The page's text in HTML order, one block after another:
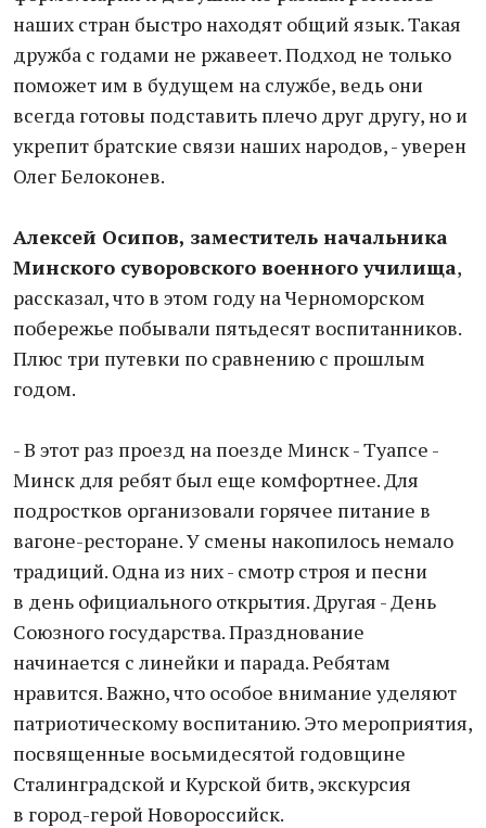
наших стран быстро находят общий язык. Такая
дружба с годами не ржавеет. Подход не только
поможет им в будущем на службе, ведь они
всегда готовы подставить плечо друг другу, но и
укрепит братские связи наших народов, - уверен
Олег Белоконев.
Алексей Осипов, заместитель начальника
Минского суворовского военного училища,
рассказал, что в этом году на Черноморском
побережье побывали пятьдесят воспитанников.
Плюс три путевки по сравнению с прошлым
годом.
- В этот раз проезд на поезде Минск - Туапсе -
Минск для ребят был еще комфортнее. Для
подростков организовали горячее питание в
вагоне-ресторане. У смены накопилось немало
традиций. Одна из них - смотр строя и песни
в день официального открытия. Другая - День
Союзного государства. Празднование
начинается с линейки и парада. Ребятам
нравится. Важно, что особое внимание уделяют
патриотическому воспитанию. Это мероприятия,
посвященные восьмидесятой годовщине
Сталинградской и Курской битв, экскурсия
в город-герой Новороссийск.